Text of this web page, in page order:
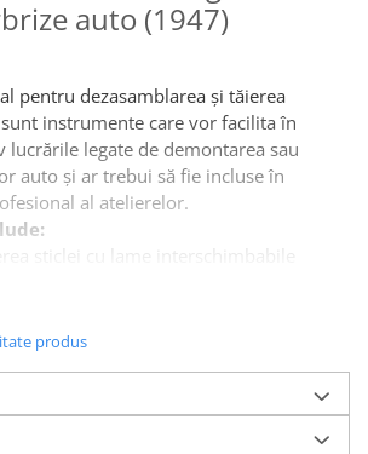
atelier
echilibrat
auto (1947)
pentru dezasamblarea și tăierea
instrumente care vor facilita în
lucrările legate de demontarea sau
auto și ar trebui să fie incluse în
al atelierelor.
inoxidabil (cablu)
pentru subminarea securității
subminarea garniturilor
produs